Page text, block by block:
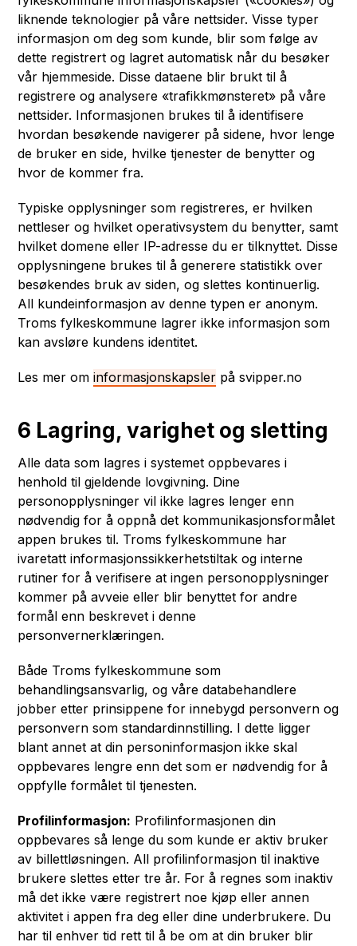
liknende teknologier på våre nettsider. Visse typer
informasjon om deg som kunde, blir som følge av
dette registrert og lagret automatisk når du besøker
vår hjemmeside. Disse dataene blir brukt til å
registrere og analysere «trafikkmønsteret» på våre
nettsider. Informasjonen brukes til å identifisere
hvordan besøkende navigerer på sidene, hvor lenge
de bruker en side, hvilke tjenester de benytter og
hvor de kommer fra.
Typiske opplysninger som registreres, er hvilken
nettleser og hvilket operativsystem du benytter, samt
hvilket domene eller IP-adresse du er tilknyttet. Disse
opplysningene brukes til å generere statistikk over
besøkendes bruk av siden, og slettes kontinuerlig.
All kundeinformasjon av denne typen er anonym.
Troms fylkeskommune lagrer ikke informasjon som
kan avsløre kundens identitet.
Les mer ominformasjonskapsler på svipper.no
6 Lagring, varighet og sletting
Alle data som lagres i systemet oppbevares i
henhold til gjeldende lovgivning. Dine
personopplysninger vil ikke lagres lenger enn
nødvendig for å oppnå det kommunikasjonsformålet
appen brukes til. Troms fylkeskommune har
ivaretatt informasjonssikkerhetstiltak og interne
rutiner for å verifisere at ingen personopplysninger
kommer på avveie eller blir benyttet for andre
formål enn beskrevet i denne
personvernerklæringen.
Både Troms fylkeskommune som
behandlingsansvarlig, og våre databehandlere
jobber etter prinsippene for innebygd personvern og
personvern som standardinnstilling. I dette ligger
blant annet at din personinformasjon ikke skal
oppbevares lengre enn det som er nødvendig for å
oppfylle formålet til tjenesten.
Profilinformasjon: Profilinformasjonen din
oppbevares så lenge du som kunde er aktiv bruker
av billettløsningen. All profilinformasjon til inaktive
brukere slettes etter tre år. For å regnes som inaktiv
må det ikke være registrert noe kjøp eller annen
aktivitet i appen fra deg eller dine underbrukere. Du
har til enhver tid rett til å be om at din bruker blir